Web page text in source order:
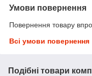
Умови повернення
Повернення товару
Всі умови повернення
Подібні товари